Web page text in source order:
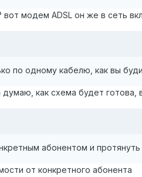
вот модем ADSL он же в сеть
по одному кабелю, как вы
думаю, как схема будет готова,
абонентом и
от конкретного абонента